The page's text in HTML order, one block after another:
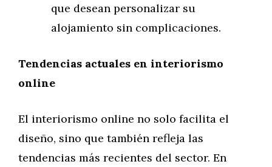
que desean personalizar su
alojamiento sin complicaciones.
Tendencias actuales en interiorismo
online
El interiorismo online no solo facilita el
diseño, sino que también refleja las
tendencias más recientes del sector. En